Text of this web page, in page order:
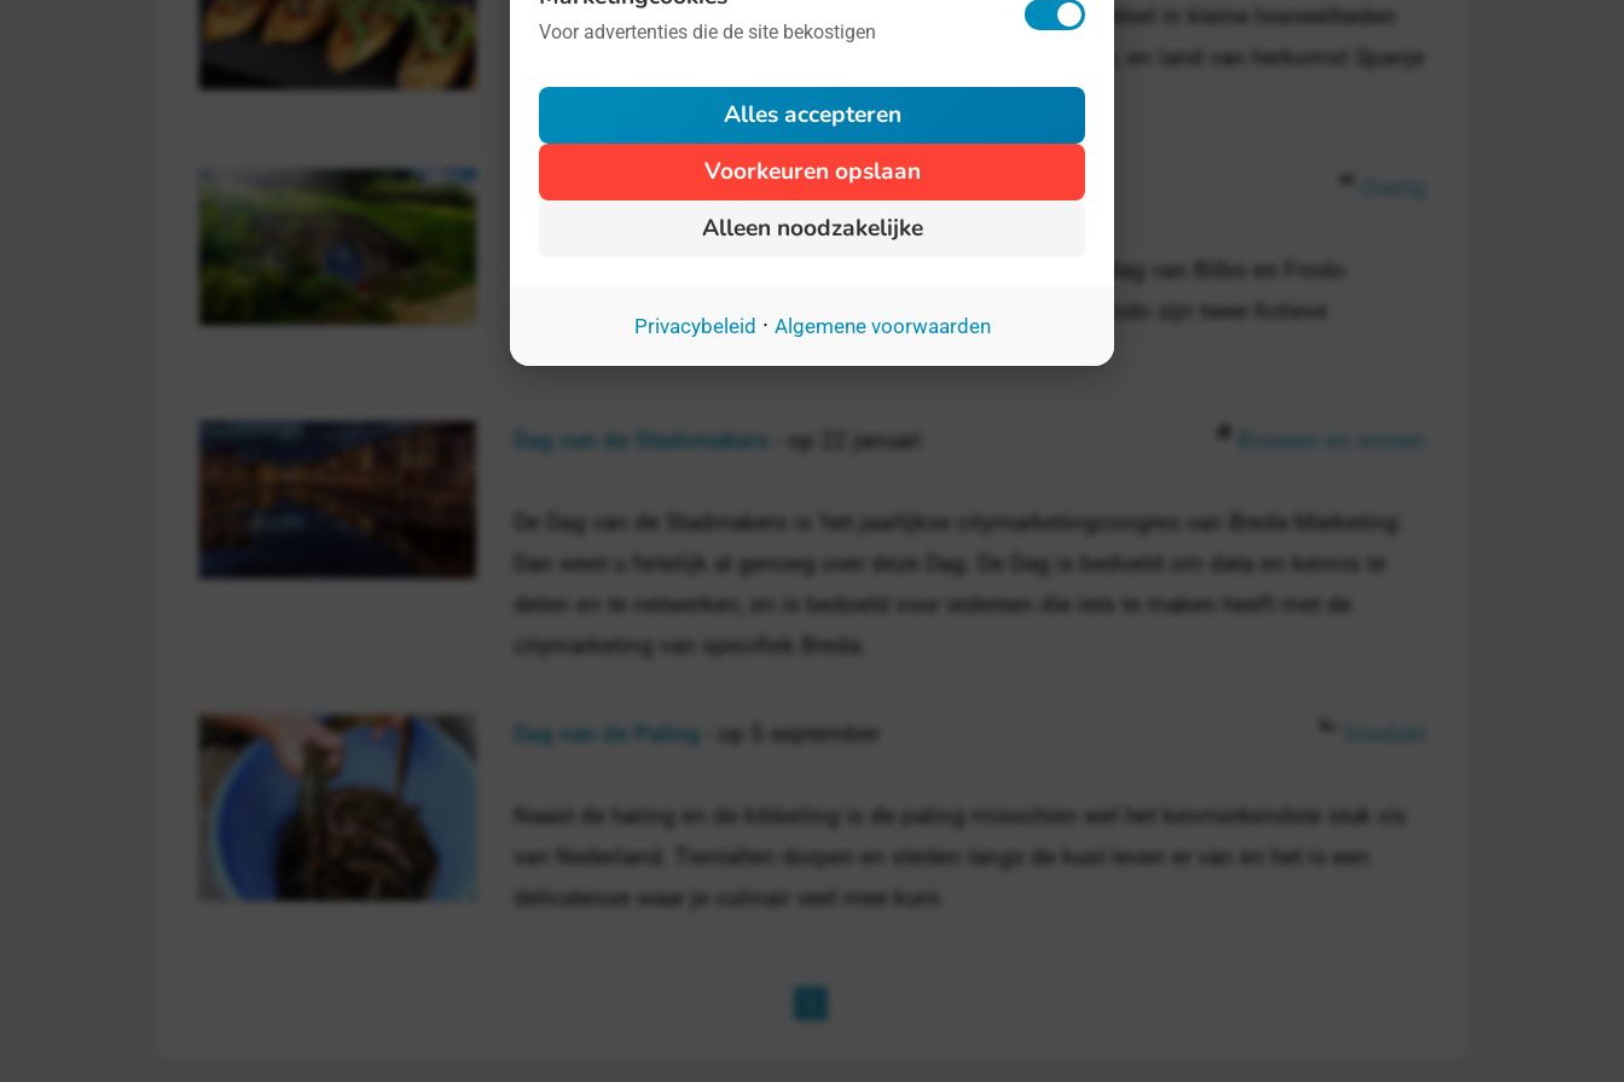
Wat is er nou leuker én lekkerder dan tapas? Het vingervoedsel in kleine hoeveelheden
verovert ook in razend tempo de Nederlandse gastronomie, en land van herkomst Spanje
wrijft in zijn handen door die culinairculturele marketing.
Dag van de Hobbit - op 22 september
U wist het misschien niet maar 22 september is de verjaardag van Bilbo en Frodo
Baggins. Wie? Zullen sommigen van u denken. Bilbo en Frodo zijn twee fictieve
Dag van de Stadsmakers - op 22 januari
De Dag van de Stadmakers is 'het jaarlijkse citymarketingcongres van Breda Marketing'.
Dan weet u feitelijk al genoeg over deze Dag. De Dag is bedoeld om data en kennis te
delen en te netwerken, en is bedoeld voor iedereen die iets te maken heeft met de
citymarketing van specifiek Breda.
Dag van de Paling - op 5 september
Naast de haring en de kibbeling is de paling misschien wel het kenmerkendste stuk vis
van Nederland. Tientallen dorpen en steden langs de kust leven er van en het is een
delicatesse waar je culinair veel mee kunt.
Voor advertenties die de site bekostigen
Alles accepteren
Voorkeuren opslaan
Alleen noodzakelijke
Privacybeleid · Algemene voorwaarden